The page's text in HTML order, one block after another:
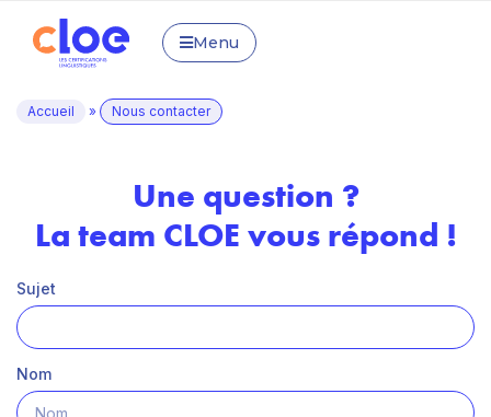
Menu
Accueil » Nous contacter
Une question ?
La team CLOE vous répond !
Sujet
Nom